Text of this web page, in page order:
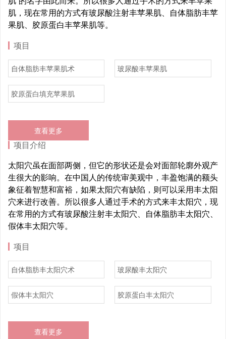
肌，现在常用的方式有玻尿酸注射丰苹果肌、自体脂肪丰苹
果肌、胶原蛋白丰苹果肌等。
项目
自体脂肪丰苹果肌术 玻尿酸丰苹果肌
胶原蛋白填充苹果肌
查看更多
项目介绍
太阳穴虽在面部两侧，但它的形状还是会对面部轮廓外观产
生很大的影响。在中国人的传统审美观中，丰盈饱满的额头
象征着智慧和富裕，如果太阳穴有缺陷，则可以采用丰太阳
穴来进行改善。所以很多人通过手术的方式来丰太阳穴，现
在常用的方式有玻尿酸注射丰太阳穴、自体脂肪丰太阳穴、
假体丰太阳穴等。
项目
自体脂肪丰太阳穴术 玻尿酸丰太阳穴
假体丰太阳穴 胶原蛋白丰太阳穴
查看更多